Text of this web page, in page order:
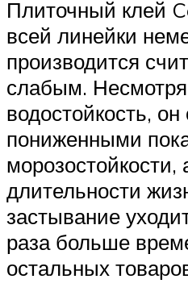
Плиточный клей
всей линейки
производится
слабым.
водостойкость,
пониженными
морозостойкости,
длительности
застывание
раза больше
остальных